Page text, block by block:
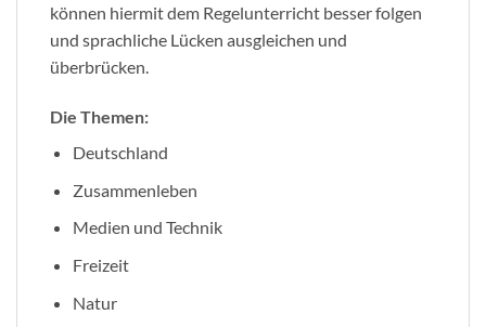
können hiermit dem Regelunterricht besser folgen
und sprachliche Lücken ausgleichen und
überbrücken.
Die Themen:
Deutschland
Zusammenleben
Medien und Technik
Freizeit
Natur